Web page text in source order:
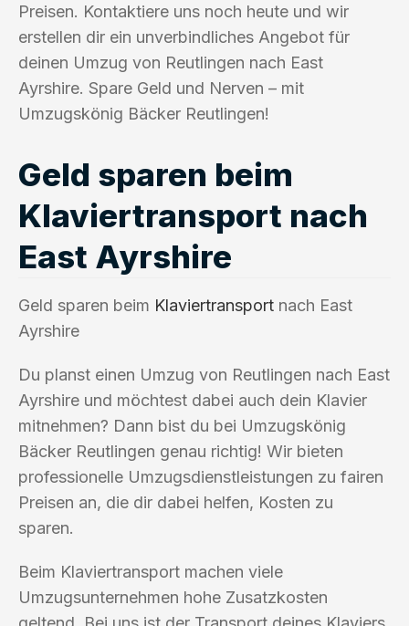
Preisen. Kontaktiere uns noch heute und wir
erstellen dir ein unverbindliches Angebot für
deinen Umzug von Reutlingen nach East
Ayrshire. Spare Geld und Nerven – mit
Umzugskönig Bäcker Reutlingen!
Geld sparen beim
Klaviertransport nach
East Ayrshire
Geld sparen beim Klaviertransport nach East
Ayrshire
Du planst einen Umzug von Reutlingen nach East
Ayrshire und möchtest dabei auch dein Klavier
mitnehmen? Dann bist du bei Umzugskönig
Bäcker Reutlingen genau richtig! Wir bieten
professionelle Umzugsdienstleistungen zu fairen
Preisen an, die dir dabei helfen, Kosten zu
sparen.
Beim Klaviertransport machen viele
Umzugsunternehmen hohe Zusatzkosten